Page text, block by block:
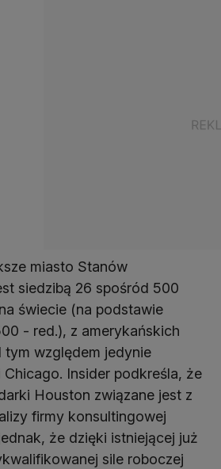
miasto Stanów
siedzibą 26 spośród 500
świecie (na podstawie
- red.), z amerykańskich
tym względem jedynie
Insider podkreśla, że
Houston związane jest z
firmy konsultingowej
że dzięki istniejącej już
sile roboczej